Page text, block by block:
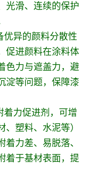
光滑、连续的保护
优异的颜料分散性
促进颜料在涂料体
色力与遮盖力，避
淀等问题，保障漆
着力促进剂，可增
塑料、水泥等）
力差、易脱落、
着于基材表面，提